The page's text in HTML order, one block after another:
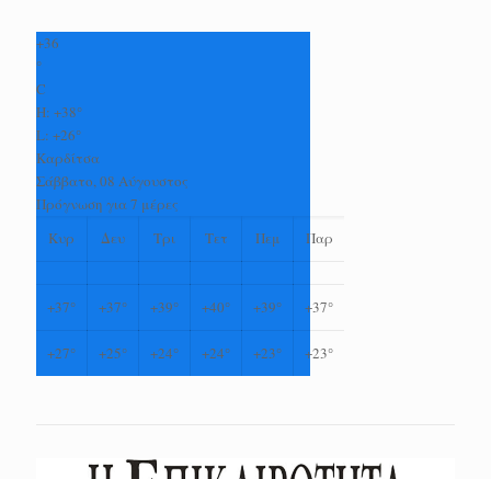
+36
°
C
H: +38°
L: +26°
Καρδίτσα
Σάββατο, 08 Αύγουστος
Πρόγνωση για 7 μέρες
Κυρ
Δευ Τρι Τετ Πεμ Παρ
+37° +37° +39° +40° +39° +37°
+27° +25° +24° +24° +23° +23°